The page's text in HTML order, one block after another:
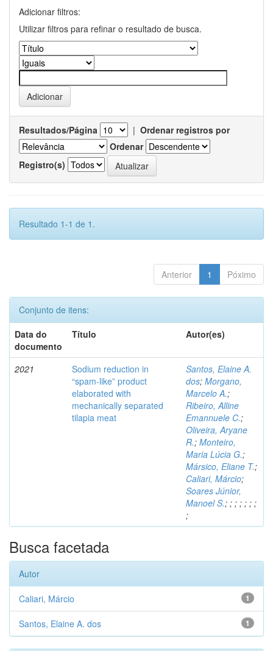
Adicionar filtros:
Utilizar filtros para refinar o resultado de busca.
Resultados/Página | Ordenar registros por
Ordenar
Registro(s)
Resultado 1-1 de 1.
Anterior 1 Póximo
Conjunto de itens:
Data do
documento
Título Autor(es)
2021
Sodium reduction in
“spam-like” product
elaborated with
mechanically separated
tilapia meat
Santos, Elaine A.
dos; Morgano,
Marcelo A.;
Ribeiro, Alline
Emannuele C.;
Oliveira, Aryane
R.; Monteiro,
Maria Lúcia G.;
Mársico, Eliane T.;
Caliari, Márcio;
Soares Júnior,
Manoel S.; ; ; ; ; ; ;
;
Busca facetada
Autor
1
Caliari, Márcio
1
Santos, Elaine A. dos